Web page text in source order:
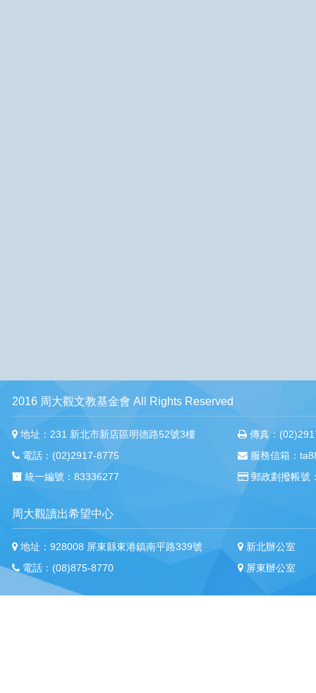
2016 周大觀文教基金會 All Rights Reserved
地址：231 新北市新店區明德路52號3樓
電話：(02)2917-8775
統一編號：83336277
傳真：
服務信箱：
郵政劃撥帳號
周大觀讀出希望中心
地址：928008 屏東縣東港鎮南平路339號
電話：(08)875-8770
新北辦公室
屏東辦公室